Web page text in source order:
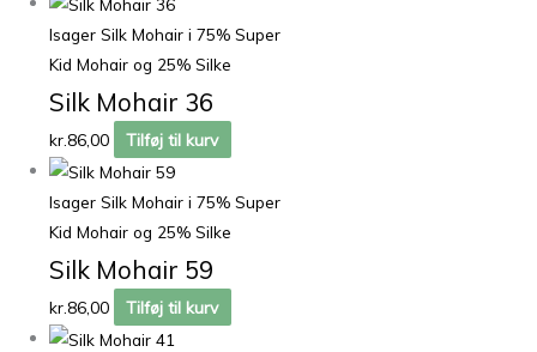
Isager Silk Mohair i 75% Super
Kid Mohair og 25% Silke
Silk Mohair 36
kr.86,00 Tilføj til kurv
Isager Silk Mohair i 75% Super
Kid Mohair og 25% Silke
Silk Mohair 59
kr.86,00 Tilføj til kurv